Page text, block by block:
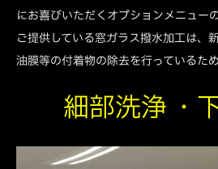
にお喜びいただくオプションメニュー
ご提供している窓ガラス撥水加工は、
油膜等の付着物の除去を行っているた
細部洗浄 ・